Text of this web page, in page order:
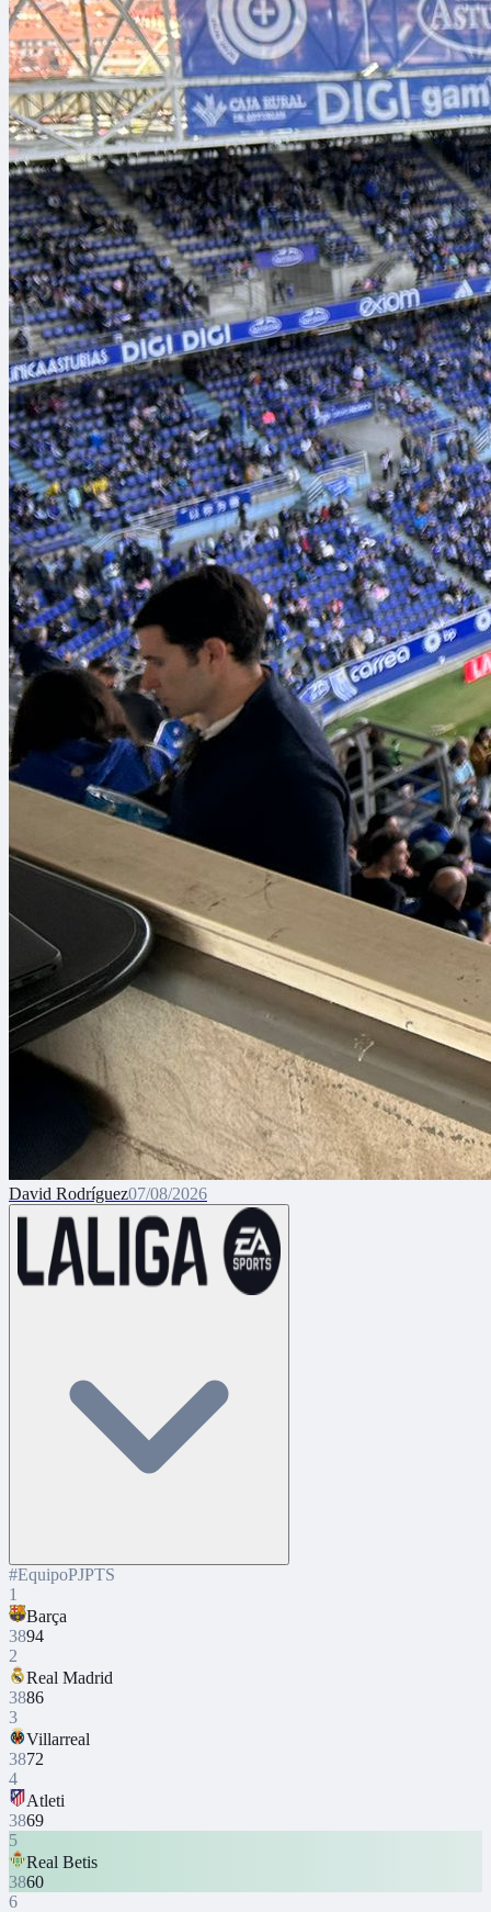
David Rodríguez07/08/2026
#EquipoPJPTS
1
Barça
3894
2
Real Madrid
3886
3
Villarreal
3872
4
Atleti
3869
5
Real Betis
3860
6